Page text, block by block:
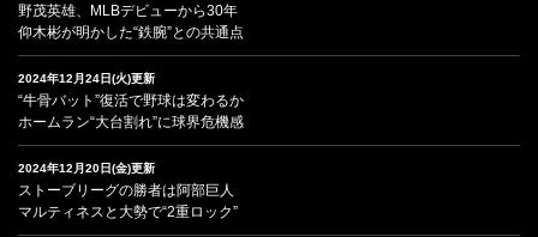
野茂英雄、MLBデビューから30年
仰木彬が明かした“鉄腕”との共通点
2024年12月24日(火)更新
“牛骨バット”復活で野球は変わるか
ホームラン“大台割れ”に球界危機感
2024年12月20日(金)更新
ストーブリーグの勝者は阿部巨人
マルティネスと大勢で“2重ロック”